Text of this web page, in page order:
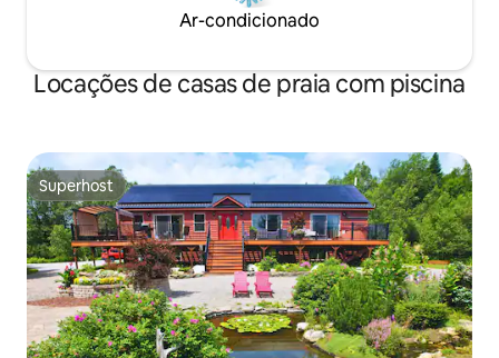
Ar-condicionado
Locações de casas de praia com piscina
Superhost
Superhost